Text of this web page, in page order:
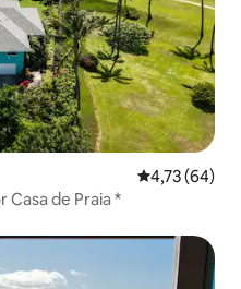
4,73 de uma
4,73 (64)
Casa de Praia *